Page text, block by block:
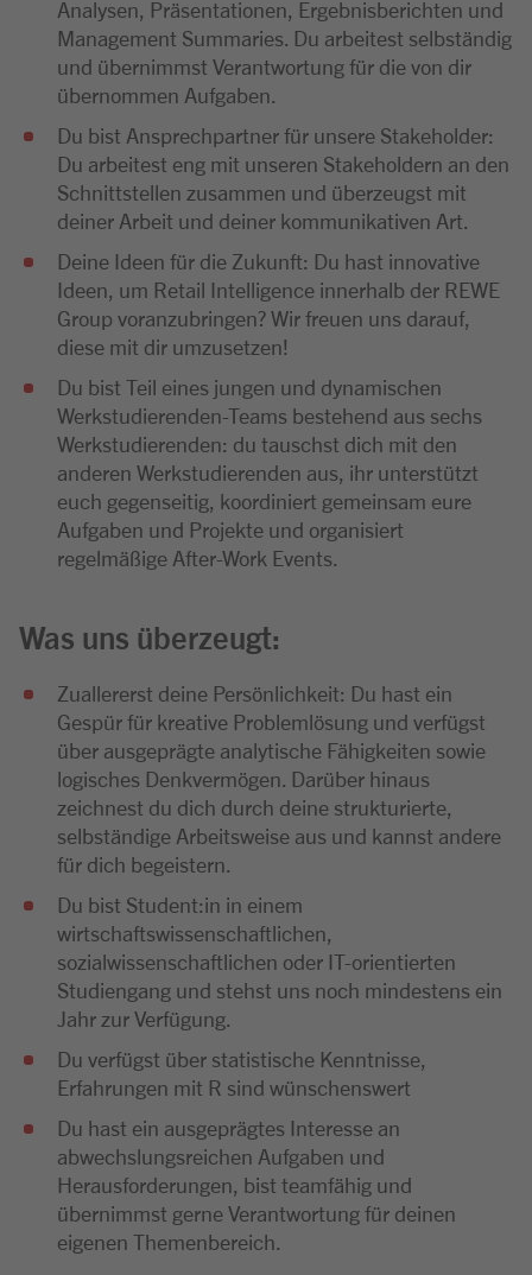
Analysen, Präsentationen, Ergebnisberichten und
Management Summaries. Du arbeitest selbständig
und übernimmst Verantwortung für die von dir
übernommen Aufgaben.
Du bist Ansprechpartner für unsere Stakeholder:
Du arbeitest eng mit unseren Stakeholdern an den
Schnittstellen zusammen und überzeugst mit
deiner Arbeit und deiner kommunikativen Art.
Deine Ideen für die Zukunft: Du hast innovative
Ideen, um Retail Intelligence innerhalb der REWE
Group voranzubringen? Wir freuen uns darauf,
diese mit dir umzusetzen!
Du bist Teil eines jungen und dynamischen
Werkstudierenden-Teams bestehend aus sechs
Werkstudierenden: du tauschst dich mit den
anderen Werkstudierenden aus, ihr unterstützt
euch gegenseitig, koordiniert gemeinsam eure
Aufgaben und Projekte und organisiert
regelmäßige After-Work Events.
Was uns überzeugt:
Zuallererst deine Persönlichkeit: Du hast ein
Gespür für kreative Problemlösung und verfügst
über ausgeprägte analytische Fähigkeiten sowie
logisches Denkvermögen. Darüber hinaus
zeichnest du dich durch deine strukturierte,
selbständige Arbeitsweise aus und kannst andere
für dich begeistern.
Du bist Student:in in einem
wirtschaftswissenschaftlichen,
sozialwissenschaftlichen oder IT-orientierten
Studiengang und stehst uns noch mindestens ein
Jahr zur Verfügung.
Du verfügst über statistische Kenntnisse,
Erfahrungen mit R sind wünschenswert
Du hast ein ausgeprägtes Interesse an
abwechslungsreichen Aufgaben und
Herausforderungen, bist teamfähig und
übernimmst gerne Verantwortung für deinen
eigenen Themenbereich.